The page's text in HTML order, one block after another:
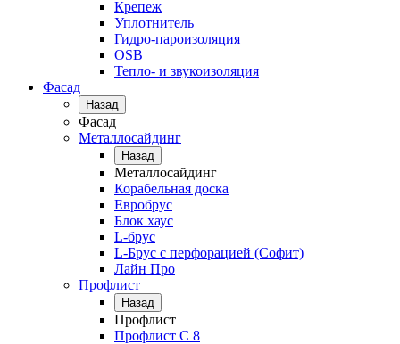
Крепеж
Уплотнитель
Гидро-пароизоляция
OSB
Тепло- и звукоизоляция
Фасад
Назад
Фасад
Металлосайдинг
Назад
Металлосайдинг
Корабельная доска
Евробрус
Блок хаус
L-брус
L-Брус с перфорацией (Софит)
Лайн Про
Профлист
Назад
Профлист
Профлист С 8